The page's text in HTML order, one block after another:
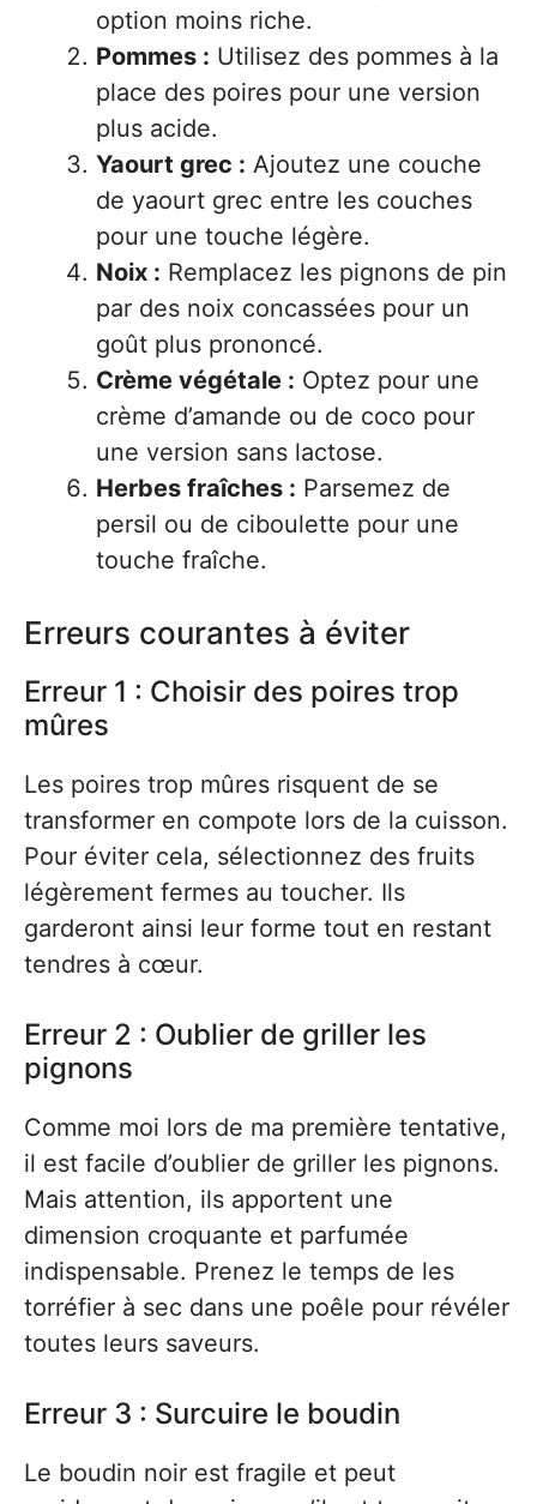
option moins riche.
Pommes : Utilisez des pommes à la
place des poires pour une version
plus acide.
Yaourt grec : Ajoutez une couche
de yaourt grec entre les couches
pour une touche légère.
Noix : Remplacez les pignons de pin
par des noix concassées pour un
goût plus prononcé.
Crème végétale : Optez pour une
crème d’amande ou de coco pour
une version sans lactose.
Herbes fraîches : Parsemez de
persil ou de ciboulette pour une
touche fraîche.
Erreurs courantes à éviter
Erreur 1 : Choisir des poires trop
mûres
Les poires trop mûres risquent de se
transformer en compote lors de la cuisson.
Pour éviter cela, sélectionnez des fruits
légèrement fermes au toucher. Ils
garderont ainsi leur forme tout en restant
tendres à cœur.
Erreur 2 : Oublier de griller les
pignons
Comme moi lors de ma première tentative,
il est facile d’oublier de griller les pignons.
Mais attention, ils apportent une
dimension croquante et parfumée
indispensable. Prenez le temps de les
torréfier à sec dans une poêle pour révéler
toutes leurs saveurs.
Erreur 3 : Surcuire le boudin
Le boudin noir est fragile et peut